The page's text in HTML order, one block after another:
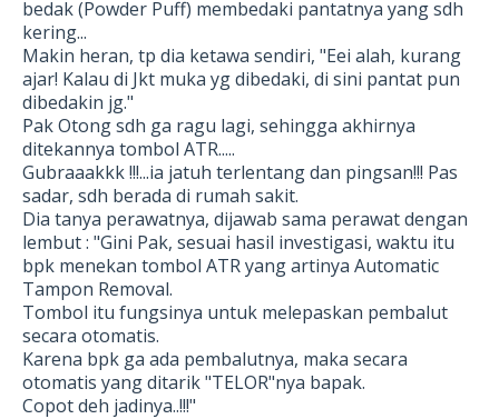
bedak (Powder Puff) membedaki pantatnya yang sdh
kering...
Makin heran, tp dia ketawa sendiri, "Eei alah, kurang
ajar! Kalau di Jkt muka yg dibedaki, di sini pantat pun
dibedakin jg."
Pak Otong sdh ga ragu lagi, sehingga akhirnya
ditekannya tombol ATR.....
Gubraaakkk !!!...ia jatuh terlentang dan pingsan!!! Pas
sadar, sdh berada di rumah sakit.
Dia tanya perawatnya, dijawab sama perawat dengan
lembut : "Gini Pak, sesuai hasil investigasi, waktu itu
bpk menekan tombol ATR yang artinya Automatic
Tampon Removal.
Tombol itu fungsinya untuk melepaskan pembalut
secara otomatis.
Karena bpk ga ada pembalutnya, maka secara
otomatis yang ditarik "TELOR"nya bapak.
Copot deh jadinya..!!!"